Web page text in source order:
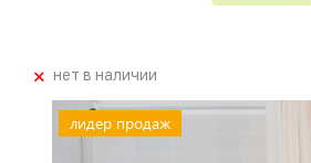
+нет в наличии
лидер продаж